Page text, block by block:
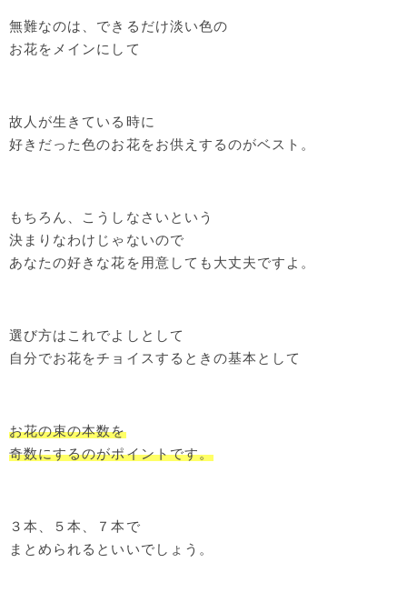
無難なのは、できるだけ淡い色の
お花をメインにして
故人が生きている時に
好きだった色のお花をお供えするのがベスト。
もちろん、こうしなさいという
決まりなわけじゃないので
あなたの好きな花を用意しても大丈夫ですよ。
選び方はこれでよしとして
自分でお花をチョイスするときの基本として
お花の束の本数を
奇数にするのがポイントです。
３本、５本、７本で
まとめられるといいでしょう。